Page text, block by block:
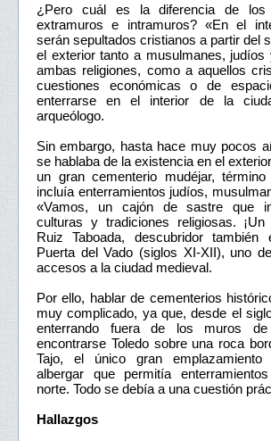
¿Pero cuál es la diferencia de los
extramuros e intramuros? «En el
serán sepultados cristianos a partir del
el exterior tanto a musulmanes,
ambas religiones, como a aquellos
cuestiones económicas o de
enterrarse en el interior de la
arqueólogo.
Sin embargo, hasta hace muy pocos
se hablaba de la existencia en el
un gran cementerio mudéjar,
incluía enterramientos judíos,
«Vamos, un cajón de sastre que
culturas y tradiciones religiosas.
Ruiz Taboada, descubridor
Puerta del Vado (siglos XI-XII), uno
accesos a la ciudad medieval.
Por ello, hablar de cementerios
muy complicado, ya que, desde el
enterrando fuera de los muros
encontrarse Toledo sobre una roca
Tajo, el único gran emplazamiento
albergar que permitía
norte. Todo se debía a una cuestión
Hallazgos